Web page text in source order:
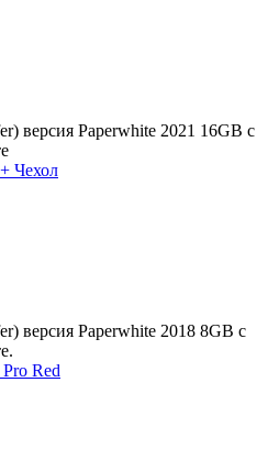
версия Paperwhite 2021 16GB с
Чехол
версия Paperwhite 2018 8GB с
Red